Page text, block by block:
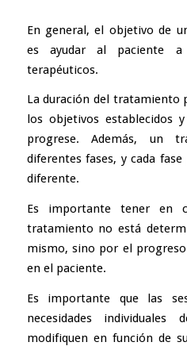
En general, el objetivo de
es ayudar al paciente a
terapéuticos.
La duración del tratamiento
los objetivos establecidos
progrese. Además, un
diferentes fases, y cada
diferente.
Es importante tener en
tratamiento no está
mismo, sino por el
en el paciente.
Es importante que las
necesidades
modifiquen en función de